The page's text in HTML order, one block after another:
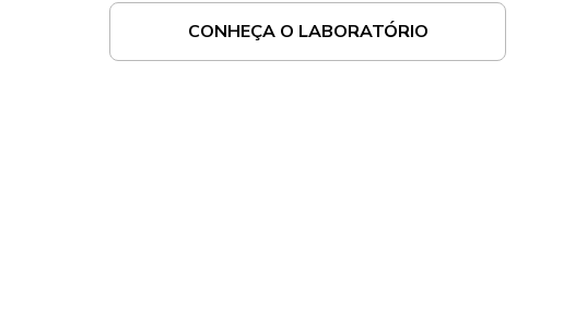
CONHEÇA O LABORATÓRIO